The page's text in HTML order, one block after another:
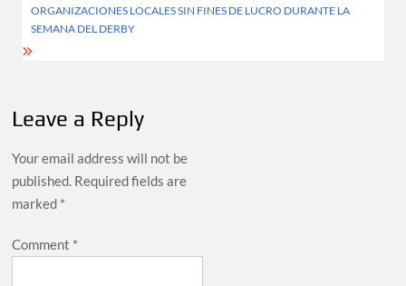
ORGANIZACIONES LOCALES SIN FINES DE LUCRO DURANTE LA
SEMANA DEL DERBY
Leave a Reply
Your email address will not be
published. Required fields are
marked *
Comment *